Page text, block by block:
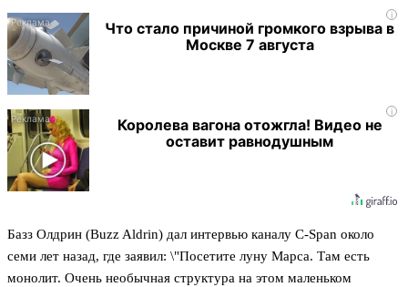
i
Что стало причиной громкого взрыва в
Москве 7 августа
i
Королева вагона отожгла! Видео не
оставит равнодушным
Базз Олдрин (Buzz Aldrin) дал интервью каналу C-Span около
семи лет назад, где заявил: \"Посетите луну Марса. Там есть
монолит. Очень необычная структура на этом маленьком